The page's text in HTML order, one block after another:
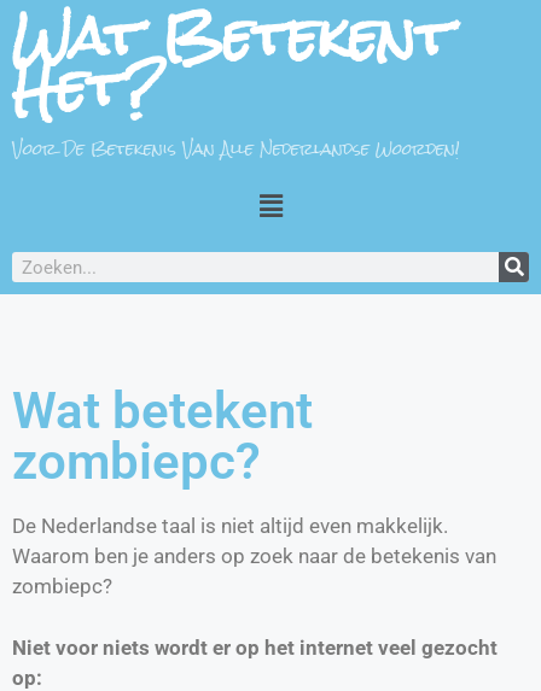
Wat Betekent
Het?
Voor De Betekenis Van Alle Nederlandse Woorden!
Wat betekent
zombiepc?
De Nederlandse taal is niet altijd even makkelijk.
Waarom ben je anders op zoek naar de betekenis van
zombiepc?
Niet voor niets wordt er op het internet veel gezocht
op: